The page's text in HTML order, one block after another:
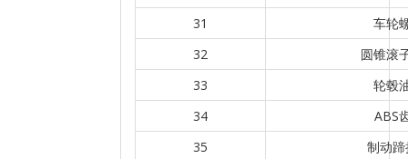
31
车轮
32
圆锥滚
33
轮毂
34
ABS
35
制动